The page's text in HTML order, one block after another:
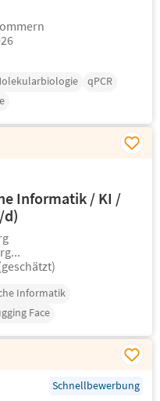
qPCR
Informatik / KI /
d)
Informatik
Face
Schnellbewerbung